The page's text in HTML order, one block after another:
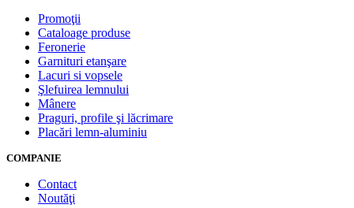
Promoţii
Cataloage produse
Feronerie
Garnituri etanşare
Lacuri si vopsele
Şlefuirea lemnului
Mânere
Praguri, profile şi lăcrimare
Placări lemn-aluminiu
COMPANIE
Contact
Noutăţi